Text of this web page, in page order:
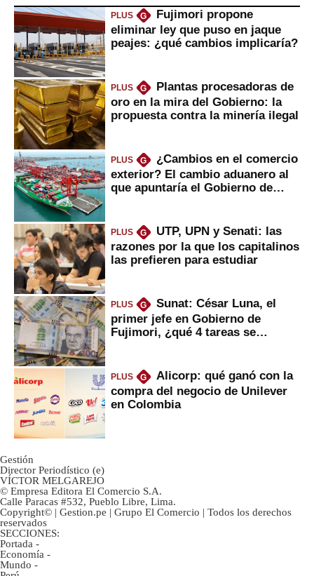
PLUS G
Fujimori propone
eliminar ley que puso en jaque
peajes: ¿qué cambios implicaría?
PLUS G
Plantas procesadoras de
oro en la mira del Gobierno: la
propuesta contra la minería ilegal
PLUS G
¿Cambios en el comercio
exterior? El cambio aduanero al
que apuntaría el Gobierno de
PLUS G
UTP, UPN y Senati: las
razones por la que los capitalinos
las prefieren para estudiar
PLUS G
Sunat: César Luna, el
primer jefe en Gobierno de
Fujimori, ¿qué 4 tareas se
PLUS G
Alicorp: qué ganó con la
compra del negocio de Unilever
en Colombia
Gestión
Director Periodístico (e)
VÍCTOR MELGAREJO
© Empresa Editora El Comercio S.A.
Calle Paracas #532, Pueblo Libre, Lima.
Copyright© | Gestion.pe | Grupo El Comercio | Todos los derechos
reservados
SECCIONES:
Portada -
Economía -
Mundo -